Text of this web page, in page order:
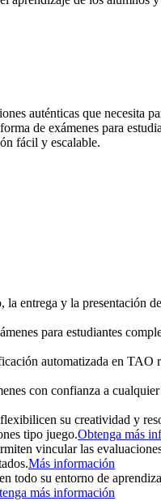
auténticas que necesita
de exámenes para
fácil y escalable.
entrega y la presentación
para estudiantes
automatizada en TAO
con confianza a
su creatividad y
tipo juego.Obtenga más
vincular las
Más información
todo su entorno de
más información